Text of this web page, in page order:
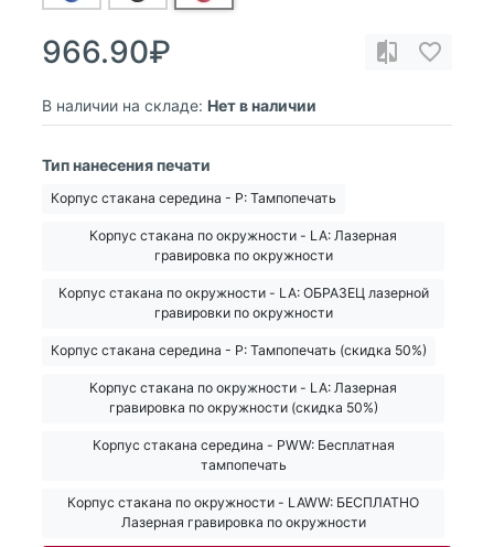
966.90₽
В наличии на складе: Нет в наличии
Тип нанесения печати
Корпус стакана середина - Р: Тампопечать
Корпус стакана по окружности - LA: Лазерная
гравировка по окружности
Корпус стакана по окружности - LA: ОБРАЗЕЦ лазерной
гравировки по окружности
Корпус стакана середина - Р: Тампопечать (скидка 50%)
Корпус стакана по окружности - LA: Лазерная
гравировка по окружности (скидка 50%)
Корпус стакана середина - PWW: Бесплатная
тампопечать
Корпус стакана по окружности - LAWW: БЕСПЛАТНО
Лазерная гравировка по окружности